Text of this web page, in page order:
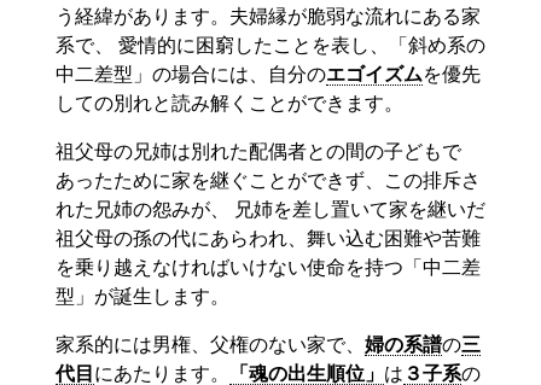
う経緯があります。夫婦縁が脆弱な流れにある家
系で、 愛情的に困窮したことを表し、「斜め系の
中二差型」の場合には、自分のエゴイズムを優先
しての別れと読み解くことができます。
祖父母の兄姉は別れた配偶者との間の子どもで
あったために家を継ぐことができず、この排斥さ
れた兄姉の怨みが、 兄姉を差し置いて家を継いだ
祖父母の孫の代にあらわれ、舞い込む困難や苦難
を乗り越えなければいけない使命を持つ「中二差
型」が誕生します。
家系的には男権、父権のない家で、 婦の系譜の三
代目 にあたります。 「魂の出生順位」 は ３子系の